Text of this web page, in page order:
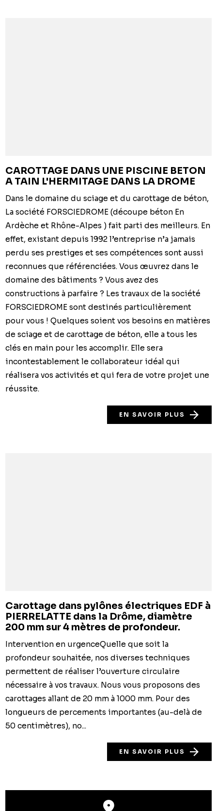
CAROTTAGE DANS UNE PISCINE BETON
A TAIN L'HERMITAGE DANS LA DROME
Dans le domaine du sciage et du carottage de béton,
La société FORSCIEDROME (découpe béton En
Ardèche et Rhône-Alpes ) fait parti des meilleurs. En
effet, existant depuis 1992 l’entreprise n’a jamais
perdu ses prestiges et ses compétences sont aussi
reconnues que référenciées. Vous œuvrez dans le
domaine des bâtiments ? Vous avez des
constructions à parfaire ? Les travaux de la société
FORSCIEDROME sont destinés particulièrement
pour vous ! Quelques soient vos besoins en matières
de sciage et de carottage de béton, elle a tous les
clés en main pour les accomplir. Elle sera
incontestablement le collaborateur idéal qui
réalisera vos activités et qui fera de votre projet une
réussite.
EN SAVOIR PLUS
Carottage dans pylônes électriques EDF à
PIERRELATTE dans la Drôme, diamètre
200 mm sur 4 mètres de profondeur.
Intervention en urgenceQuelle que soit la
profondeur souhaitée, nos diverses techniques
permettent de réaliser l’ouverture circulaire
nécessaire à vos travaux. Nous vous proposons des
carottages allant de 20 mm à 1000 mm. Pour des
longueurs de percements importantes (au-delà de
50 centimètres), no...
EN SAVOIR PLUS